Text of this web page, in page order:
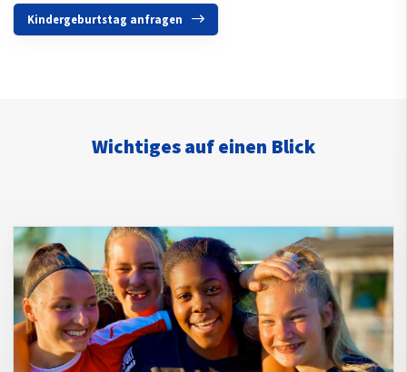
Kindergeburtstag anfragen
Wichtiges auf einen Blick